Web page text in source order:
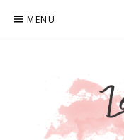
para
MENU